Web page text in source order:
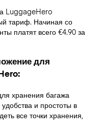
LuggageHero
тариф. Начиная со
платят всего €4.90 за
для
хранения багажа
и простоты в
все точки хранения,